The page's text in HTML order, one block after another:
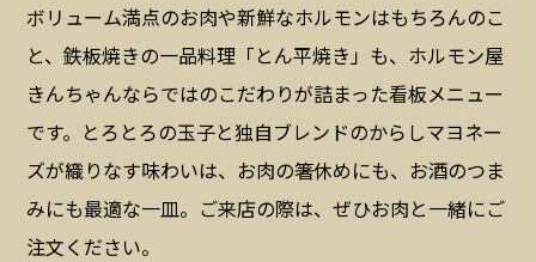
ボリューム満点のお肉や新鮮なホルモンはもちろんのこ
と、鉄板焼きの一品料理「とん平焼き」も、ホルモン屋
きんちゃんならではのこだわりが詰まった看板メニュー
です。とろとろの玉子と独自ブレンドのからしマヨネー
ズが織りなす味わいは、お肉の箸休めにも、お酒のつま
みにも最適な一皿。ご来店の際は、ぜひお肉と一緒にご
注文ください。